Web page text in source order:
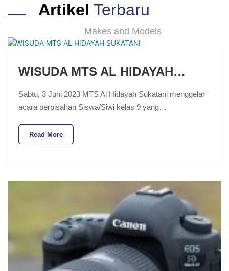
Artikel Terbaru
Makes and Models
WISUDA MTS AL HIDAYAH…
Sabtu, 3 Juni 2023 MTS Al Hidayah Sukatani menggelar
acara perpisahan Siswa/Siwi kelas 9 yang…
Read More